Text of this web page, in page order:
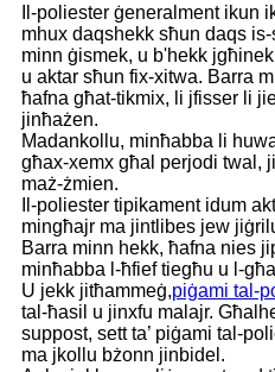
Il-poliester ġeneralment ikun
mhux daqshekk sħun daqs
minn ġismek, u b'hekk
u aktar sħun fix-xitwa. Barra
ħafna għat-tikmix, li jfisser li
jinħażen.
Madankollu, minħabba li
għax-xemx għal perjodi twal,
maż-żmien.
Il-poliester tipikament idum
mingħajr ma jintlibes jew
Barra minn hekk, ħafna nies
minħabba l-ħfief tiegħu u l-
U jekk jitħammeġ,piġami tal-
tal-ħasil u jinxfu malajr.
suppost, sett ta’ piġami tal-
ma jkollu bżonn jinbidel.